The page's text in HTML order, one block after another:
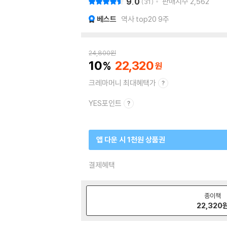
베스트 역사 top20 9주
24,800원
10 22,320
크레마머니 최대혜택가
YES포인트
앱 다운 시 1천원 상품권
결제혜택
종이책
22,320